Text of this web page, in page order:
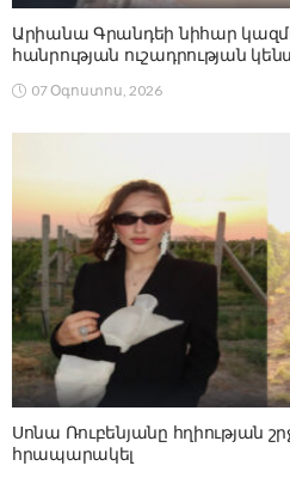
Արիանա Գրանդեի նիհար
հանրության ուշադրության
07 Օգոստոս, 2026
Սոնա Ռուբենյանը հղիության
հրապարակել